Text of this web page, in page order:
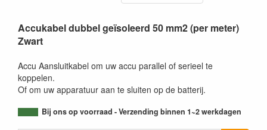
Accukabel dubbel geïsoleerd 50 mm2 (per meter)
Zwart
Accu Aansluitkabel om uw accu parallel of serieel te
koppelen.
Of om uw apparatuur aan te sluiten op de batterij.
Bij ons op voorraad - Verzending binnen 1~2 werkdagen